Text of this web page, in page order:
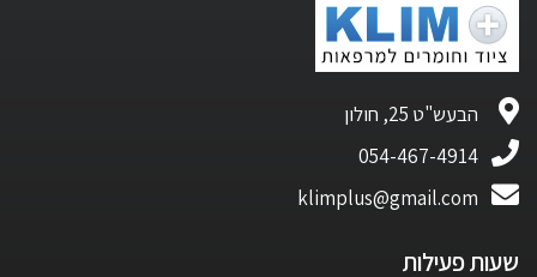
הבעש"ט 25, חולון
054-467-4914
klimplus@gmail.com
שעות פעילות